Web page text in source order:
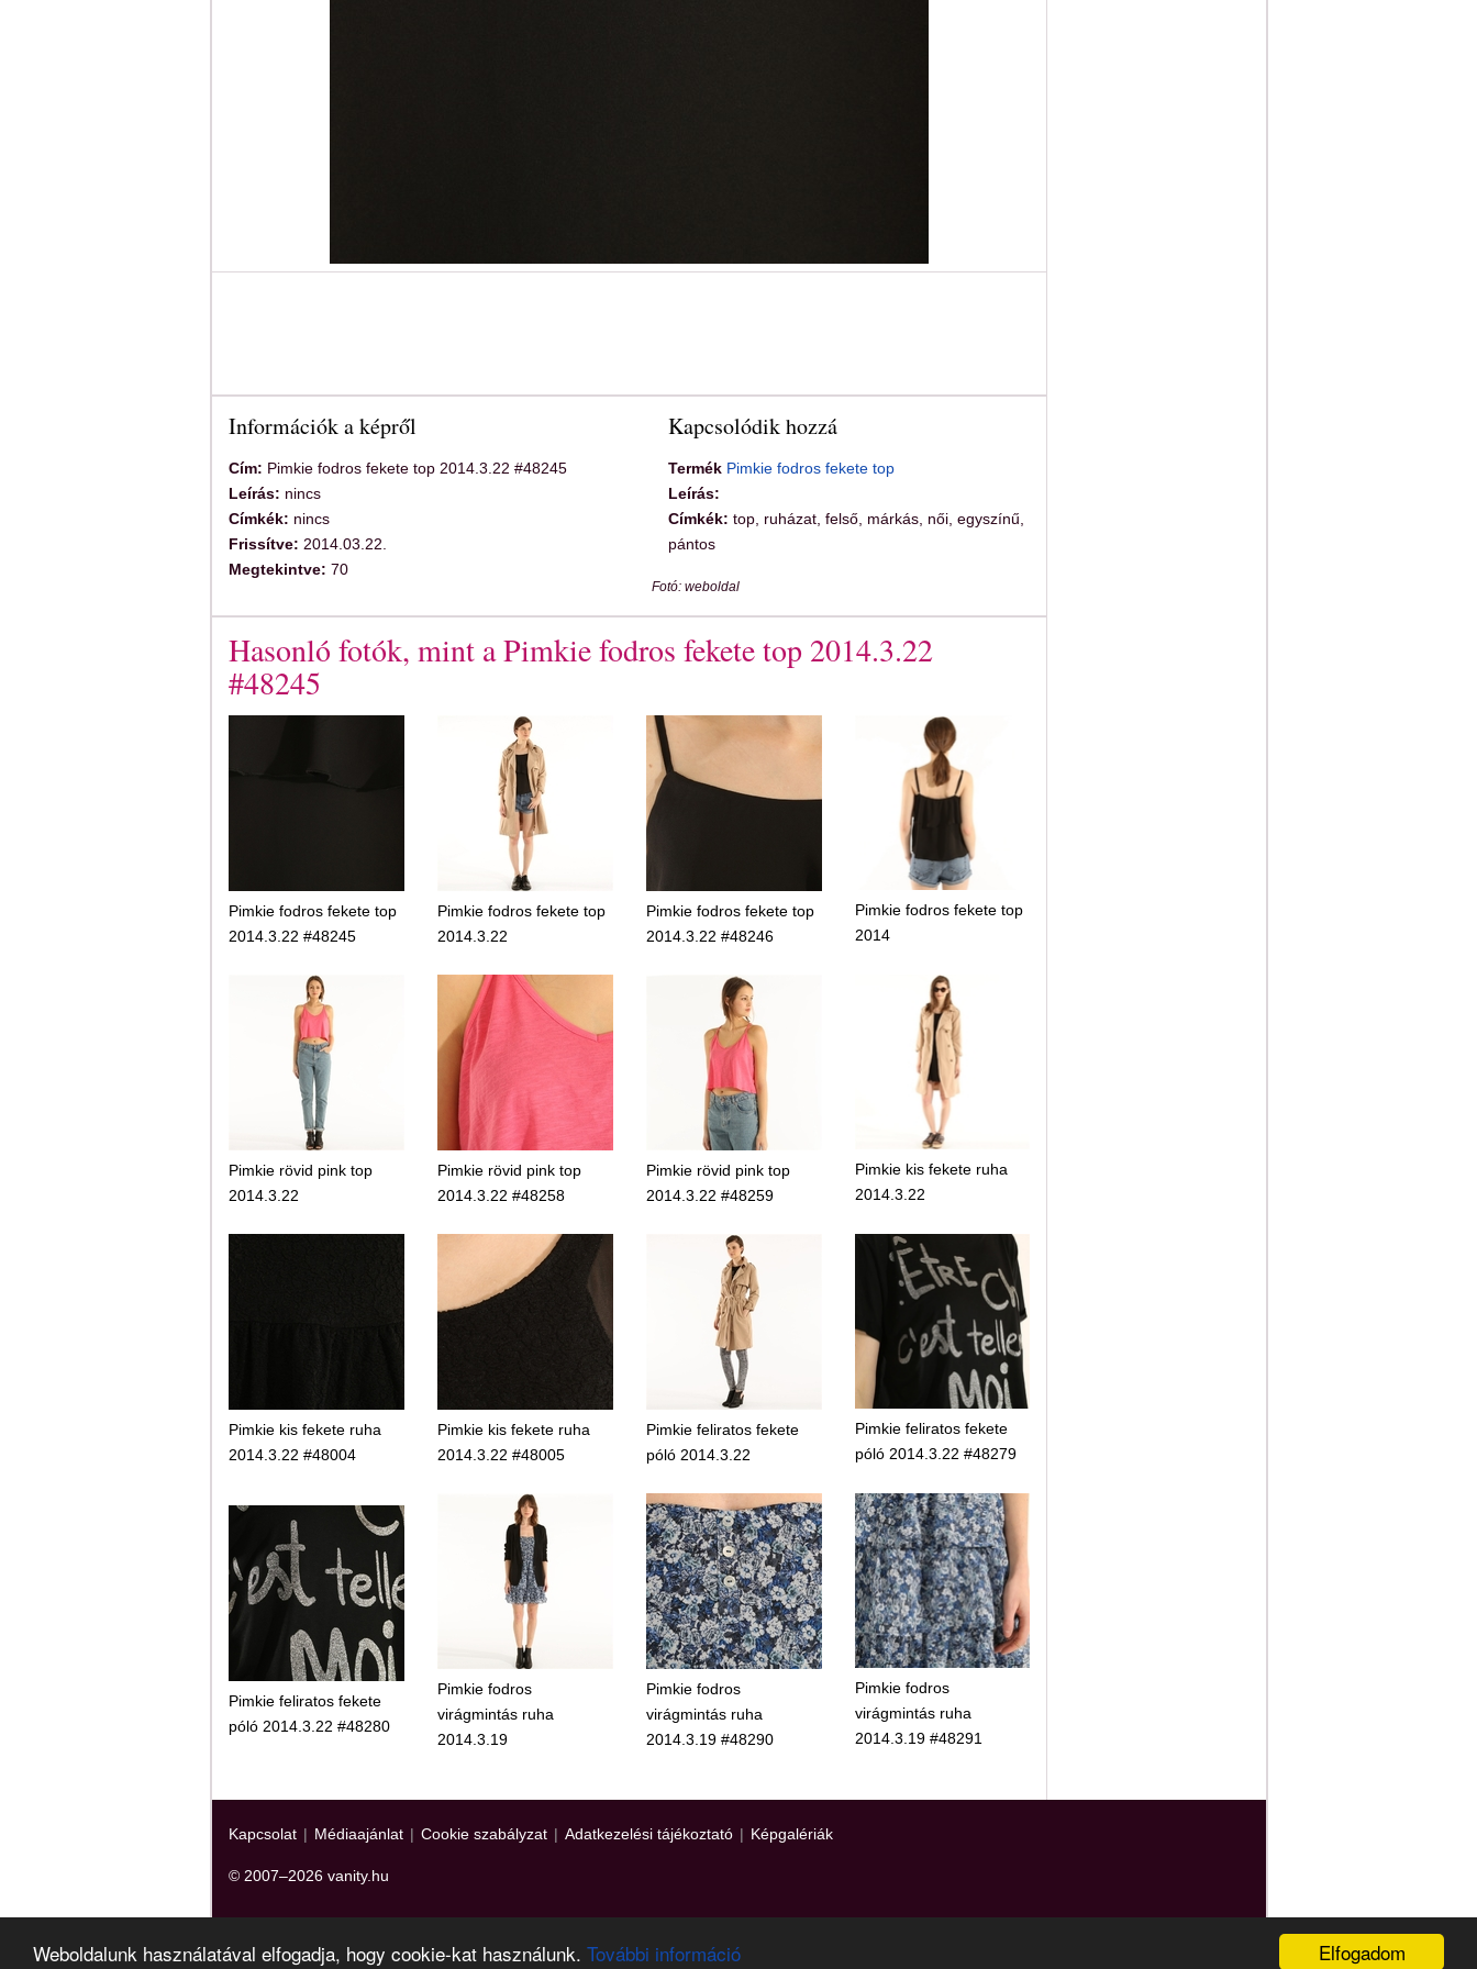
Elfogadom
Weboldalunk használatával elfogadja, hogy cookie-kat használunk. További információ
Információk a képről
Cím: Pimkie fodros fekete top 2014.3.22 #48245
Leírás: nincs
Címkék: nincs
Frissítve: 2014.03.22.
Megtekintve: 70
Kapcsolódik hozzá
Termék Pimkie fodros fekete top
Leírás:
Címkék: top, ruházat, felső, márkás, női, egyszínű,
pántos
Fotó: weboldal
Hasonló fotók, mint a Pimkie fodros fekete top 2014.3.22
#48245
Pimkie fodros fekete top
2014.3.22 #48245
Pimkie fodros fekete top
2014.3.22
Pimkie fodros fekete top
2014.3.22 #48246
Pimkie fodros fekete top
2014
Pimkie rövid pink top
2014.3.22
Pimkie rövid pink top
2014.3.22 #48258
Pimkie rövid pink top
2014.3.22 #48259
Pimkie kis fekete ruha
2014.3.22
Pimkie kis fekete ruha
2014.3.22 #48004
Pimkie kis fekete ruha
2014.3.22 #48005
Pimkie feliratos fekete
póló 2014.3.22
Pimkie feliratos fekete
póló 2014.3.22 #48279
Pimkie feliratos fekete
póló 2014.3.22 #48280
Pimkie fodros
virágmintás ruha
2014.3.19
Pimkie fodros
virágmintás ruha
2014.3.19 #48290
Pimkie fodros
virágmintás ruha
2014.3.19 #48291
Kapcsolat | Médiaajánlat | Cookie szabályzat | Adatkezelési tájékoztató | Képgalériák
© 2007–2026 vanity.hu